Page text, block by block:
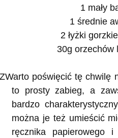
1 mały
1 średnie
2 łyżki
30g orzechów
ZWarto poświęcić tę chwilę
to prosty zabieg, a
bardzo
można je też umieścić
ręcznika papierowego